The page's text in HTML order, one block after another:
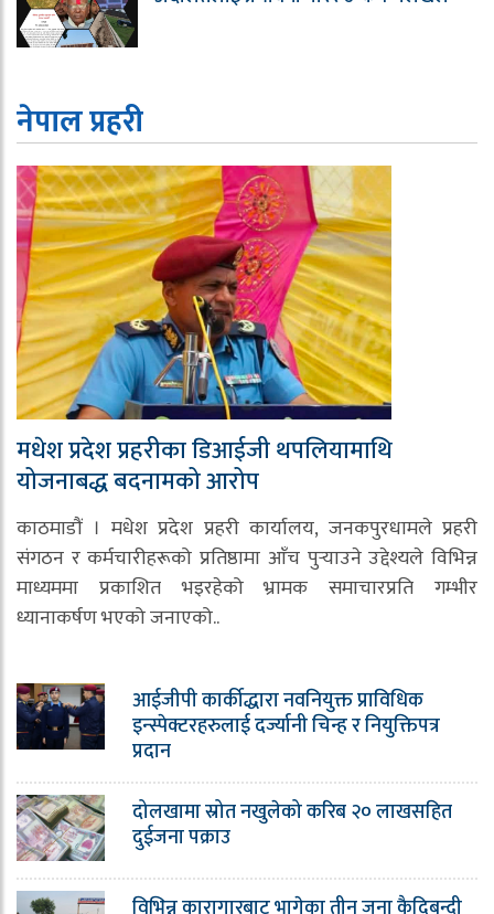
नेपाल प्रहरी
मधेश प्रदेश प्रहरीका डिआईजी थपलियामाथि
योजनाबद्ध बदनामको आरोप
काठमाडौं । मधेश प्रदेश प्रहरी कार्यालय, जनकपुरधामले प्रहरी
संगठन र कर्मचारीहरूको प्रतिष्ठामा आँच पुर्‍याउने उद्देश्यले विभिन्न
माध्यममा प्रकाशित भइरहेको भ्रामक समाचारप्रति गम्भीर
ध्यानाकर्षण भएको जनाएको..
आईजीपी कार्कीद्धारा नवनियुक्त प्राविधिक
इन्स्पेक्टरहरुलाई दर्ज्यानी चिन्ह र नियुक्तिपत्र
प्रदान
दोलखामा स्रोत नखुलेको करिब २० लाखसहित
दुईजना पक्राउ